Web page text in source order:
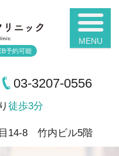
高田馬場ここ
予約可能
03-3207-0556
徒歩3分
14-8 竹内ビル5階